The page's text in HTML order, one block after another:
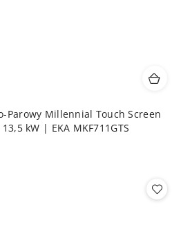
Parowy Millennial Touch Screen
kW | EKA MKF711GTS